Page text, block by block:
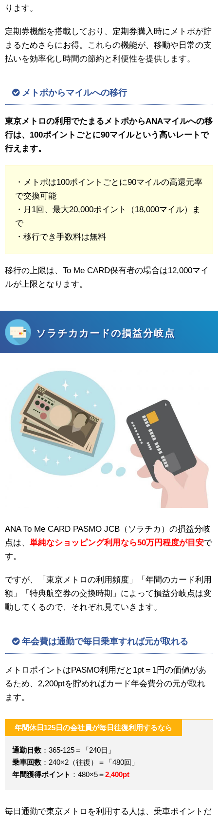
ります。
定期券機能を搭載しており、定期券購入時にメトポが貯
まるためさらにお得。これらの機能が、移動や日常の支
払いを効率化し時間の節約と利便性を提供します。
メトポからマイルへの移行
東京メトロの利用でたまるメトポからANAマイルへの移
行は、100ポイントごとに90マイルという高いレートで
行えます。
・メトポは100ポイントごとに90マイルの高還元率
で交換可能
・月1回、最大20,000ポイント（18,000マイル）ま
で
・移行でき手数料は無料
移行の上限は、To Me CARD保有者の場合は12,000マイ
ルが上限となります。
ソラチカカードの損益分岐点
ANA To Me CARD PASMO JCB（ソラチカ）の損益分岐
点は、 単純なショッピング利用なら50万円程度が目安で
す。
ですが、「東京メトロの利用頻度」「年間のカード利用
額」「特典航空券の交換時期」によって損益分岐点は変
動してくるので、それぞれ見ていきます。
年会費は通勤で毎日乗車すれば元が取れる
メトロポイントはPASMO利用だと1pt＝1円の価値があ
るため、2,200ptを貯めればカード年会費分の元が取れ
ます。
年間休日125日の会社員が毎日往復利用するなら
通勤日数 ：365-125＝「240日」
乗車回数 ：240×2（往復）＝「480回」
年間獲得ポイント ：480×5＝2,400pt
毎日通勤で東京メトロを利用する人は、乗車ポイントだ